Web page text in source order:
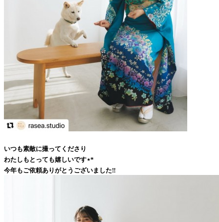
いつも素敵に撮ってくださり
わたしもとっても嬉しいです⋆*
今年もご依頼ありがとうございました‼︎